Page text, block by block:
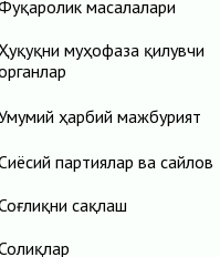
масалалари
муҳофаза қилувчи
ҳарбий мажбурият
партиялар ва сайлов
сақлаш